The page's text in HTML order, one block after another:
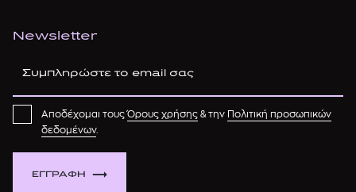
Newsletter
ΕΓΓΡΑΦΗ
Αποδέχομαι τουςΌρους χρήσης & την Πολιτική προσωπικών
δεδομένων.